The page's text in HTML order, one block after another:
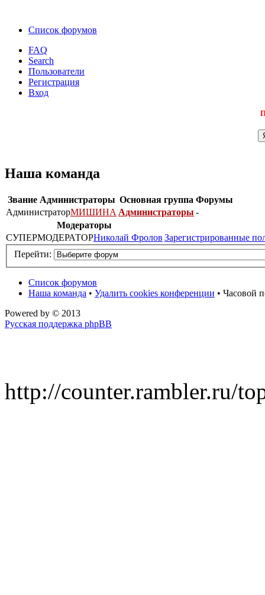
Список форумов
FAQ
Search
Пользователи
Регистрация
Вход
Наша команда
Звание Администраторы Основная группа Форумы
АдминистраторМИШИНА Администраторы -
Модераторы
СУПЕРМОДЕРАТОРНиколай Фролов Зарегистрированные
Перейти:
Список форумов
Наша команда • Удалить cookies конференции • Часовой
Powered by © 2013
Русская поддержка phpBB
http://counter.rambler.ru/